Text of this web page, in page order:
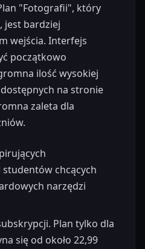
"Fotografii", który
jest bardziej
wejścia. Interfejs
początkowo
ilość wysokiej
na stronie
zaleta dla
chcących
narzędzi
Plan tylko dla
się od około 22,99